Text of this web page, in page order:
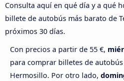
Consulta aquí en qué día y a qué
billete de autobús más barato de
próximos 30 días.
Con precios a partir de 55 €,
para comprar billetes de autobús
Hermosillo. Por otro lado,